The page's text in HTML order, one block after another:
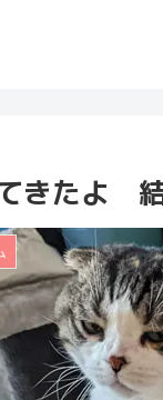
きたよ